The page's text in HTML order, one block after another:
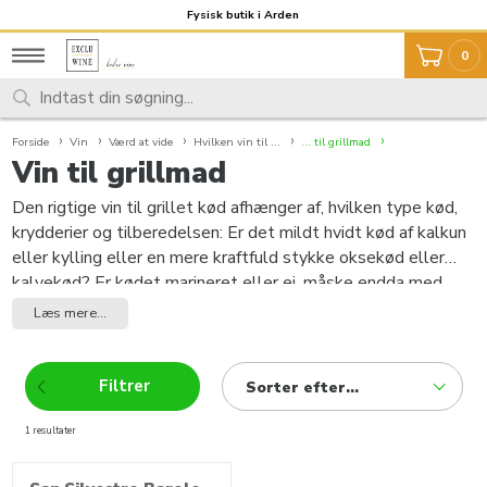
Fragt 59,- Fri fragt over 999,-
Fysisk butik i Arden
0
Forside Vin Værd at vide Hvilken vin til ... ... til grillmad
Vin til grillmad
Den rigtige vin til grillet kød afhænger af, hvilken type kød,
krydderier og tilberedelsen: Er det mildt hvidt kød af kalkun
eller kylling eller en mere kraftfuld stykke oksekød eller
kalvekød? Er kødet marineret eller ej, måske endda med
stærk marinade? Hvor meget er kødet grillet - hvor stor er
populære mening 'kun stærk rødvin' er det rigtige valg at
blive relativiseret. Ved mildere kød og krydderier og
forsigtigt tilberedelsen er en hvidvin med stærk krop og stor
syre, såsom en Rheingau-Riesling eller en fyldig Chardonnay
Læs mere...
Filtrer Sorter efter...
1 resultater